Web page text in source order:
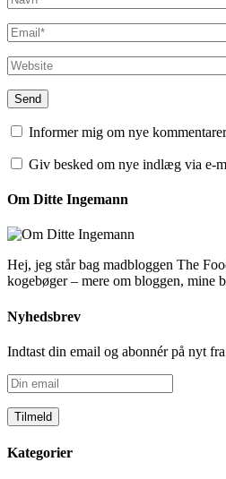
Informer mig om nye
Giv besked om nye indlæg via e-
Om Ditte Ingemann
Hej, jeg står bag madbloggen The
kogebøger – mere om bloggen, mine
Nyhedsbrev
Indtast din email og abonnér på nyt
Din
email
Kategorier